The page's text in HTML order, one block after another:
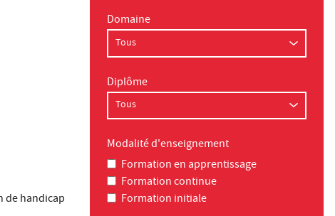
de handicap
Domaine
Diplôme
Modalité d'enseignement
Formation en apprentissage
Formation continue
Formation initiale